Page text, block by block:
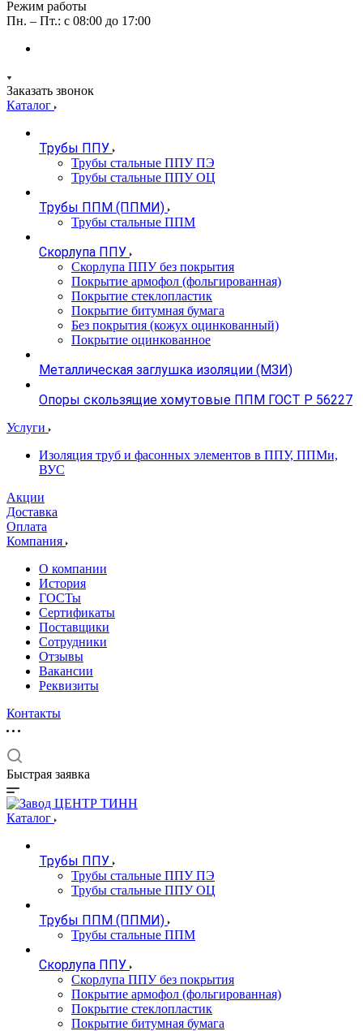
Режим работы
Пн. – Пт.: с 08:00 до 17:00
Заказать звонок
Каталог
Трубы ППУ
Трубы стальные ППУ ПЭ
Трубы стальные ППУ ОЦ
Трубы ППМ (ППМИ)
Трубы стальные ППМ
Скорлупа ППУ
Скорлупа ППУ без покрытия
Покрытие армофол (фольгированная)
Покрытие стеклопластик
Покрытие битумная бумага
Без покрытия (кожух оцинкованный)
Покрытие оцинкованное
Металлическая заглушка изоляции (МЗИ)
Опоры скользящие хомутовые ППМ ГОСТ Р 56227
Услуги
Изоляция труб и фасонных элементов в ППУ, ППМи,
ВУС
Акции
Доставка
Оплата
Компания
О компании
История
ГОСТы
Сертификаты
Поставщики
Сотрудники
Отзывы
Вакансии
Реквизиты
Контакты
Быстрая заявка
Каталог
Трубы ППУ
Трубы стальные ППУ ПЭ
Трубы стальные ППУ ОЦ
Трубы ППМ (ППМИ)
Трубы стальные ППМ
Скорлупа ППУ
Скорлупа ППУ без покрытия
Покрытие армофол (фольгированная)
Покрытие стеклопластик
Покрытие битумная бумага